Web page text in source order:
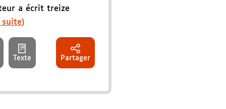
a écrit treize
Texte Partager